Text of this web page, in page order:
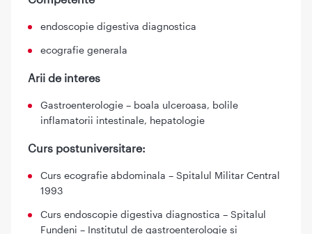
endoscopie digestiva diagnostica
ecografie generala
Arii de interes
Gastroenterologie – boala ulceroasa, bolile
inflamatorii intestinale, hepatologie
Curs postuniversitare:
Curs ecografie abdominala – Spitalul Militar Central
1993
Curs endoscopie digestiva diagnostica – Spitalul
Fundeni – Institutul de gastroenterologie si